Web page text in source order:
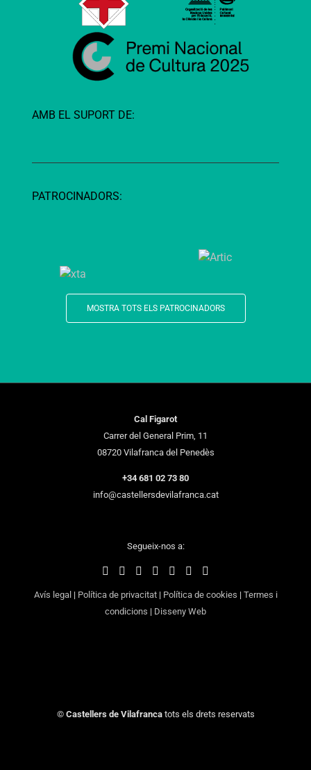
AMB EL SUPORT DE:
PATROCINADORS:
MOSTRA TOTS ELS PATROCINADORS
Cal Figarot
Carrer del General Prim, 11
08720 Vilafranca del Penedès
+34 681 02 73 80
info@castellersdevilafranca.cat
Segueix-nos a:
Avís legal | Política de privacitat| Política de cookies | Termes i
condicions | Disseny Web
© Castellers de Vilafrancatots els drets reservats